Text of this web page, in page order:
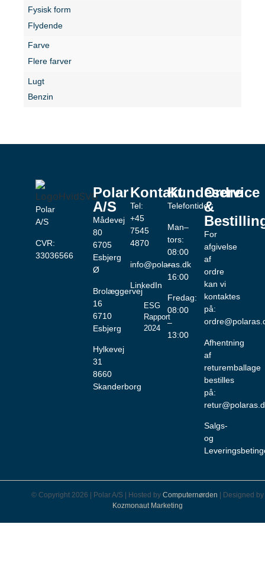
Fysisk form
Flydende
Farve
Flere farver
Lugt
Benzin
Polar
A/S
CVR:
33036566
Polar
A/S
Mådevej
80
6705
Esbjerg
Ø
Brolæggervej
16
6710
Esbjerg
Hylkevej
31
8660
Skanderborg
Kontakt
Tel:
+45
7545
4870
info@polaras.dk
LinkedIn
ESG
Rapport
2024
Kundeservice
Telefontider:
Man–
tors:
08:00
–
16:00
Fredag:
08:00
–
13:00
Ordre
&
For
afgivelse
af
ordre
kan vi
kontaktes
på:
Afhentning
af
returemballage
bestilles
på:
Salgs-
og
© Copyright 2026 | Polar A/S | Hosted by Computernørden | Designed by
Kozmonaut Marketing